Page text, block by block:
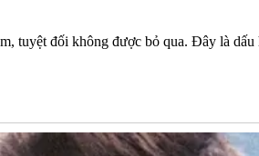
tuyệt đối không được bỏ qua. Đây là